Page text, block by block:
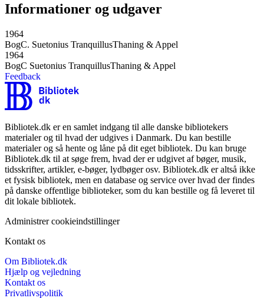
Informationer og udgaver
1964
BogC. Suetonius TranquillusThaning & Appel
1964
BogC Suetonius TranquillusThaning & Appel
Feedback
Bibliotek.dk er en samlet indgang til alle danske bibliotekers
materialer og til hvad der udgives i Danmark. Du kan bestille
materialer og så hente og låne på dit eget bibliotek. Du kan bruge
Bibliotek.dk til at søge frem, hvad der er udgivet af bøger, musik,
tidsskrifter, artikler, e-bøger, lydbøger osv. Bibliotek.dk er altså ikke
et fysisk bibliotek, men en database og service over hvad der findes
på danske offentlige biblioteker, som du kan bestille og få leveret til
dit lokale bibliotek.
Administrer cookieindstillinger
Kontakt os
Om Bibliotek.dk
Hjælp og vejledning
Kontakt os
Privatlivspolitik